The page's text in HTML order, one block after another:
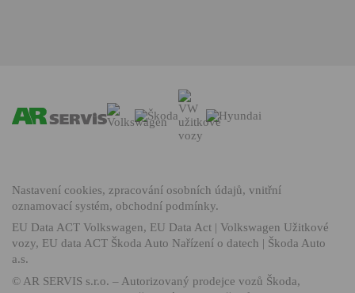
Nastavení cookies, zpracování osobních údajů, vnitřní
oznamovací systém, obchodní podmínky.
EU Data ACT Volkswagen, EU Data Act | Volkswagen Užitkové
vozy, EU data ACT Škoda Auto Nařízení o datech | Škoda Auto
a.s.
© AR SERVIS s.r.o. – Autorizovaný prodejce vozů Škoda,